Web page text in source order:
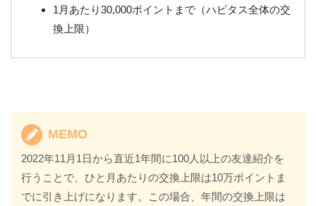
1月あたり30,000ポイントまで（ハピタス全体の交
換上限）
MEMO
2022年11月1日から直近1年間に100人以上の友達紹介を
行うことで、ひと月あたりの交換上限は10万ポイントま
でに引き上げになります。この場合、年間の交換上限は